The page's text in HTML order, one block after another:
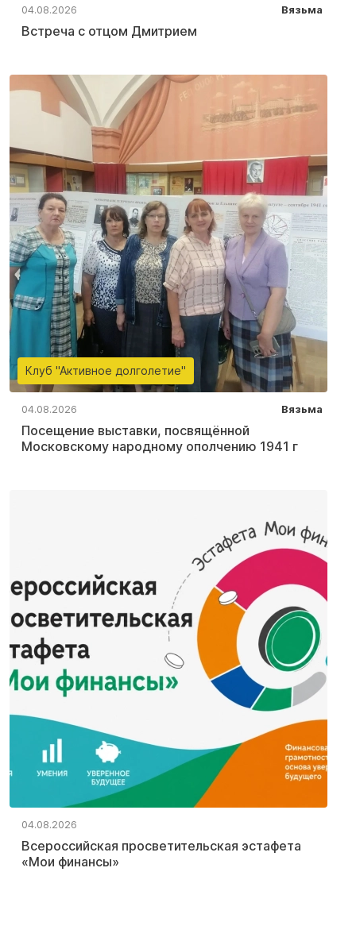
04.08.2026 Вязьма
Встреча с отцом Дмитрием
Клуб "Активное долголетие"
04.08.2026 Вязьма
Посещение выставки, посвящённой
Московскому народному ополчению 1941 г
04.08.2026
Всероссийская просветительская эстафета
«Мои финансы»